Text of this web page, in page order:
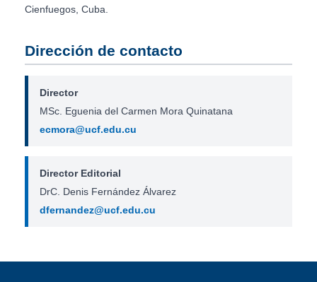
Cienfuegos, Cuba.
Dirección de contacto
Director
MSc. Eguenia del Carmen Mora Quinatana
ecmora@ucf.edu.cu
Director Editorial
DrC. Denis Fernández Álvarez
dfernandez@ucf.edu.cu